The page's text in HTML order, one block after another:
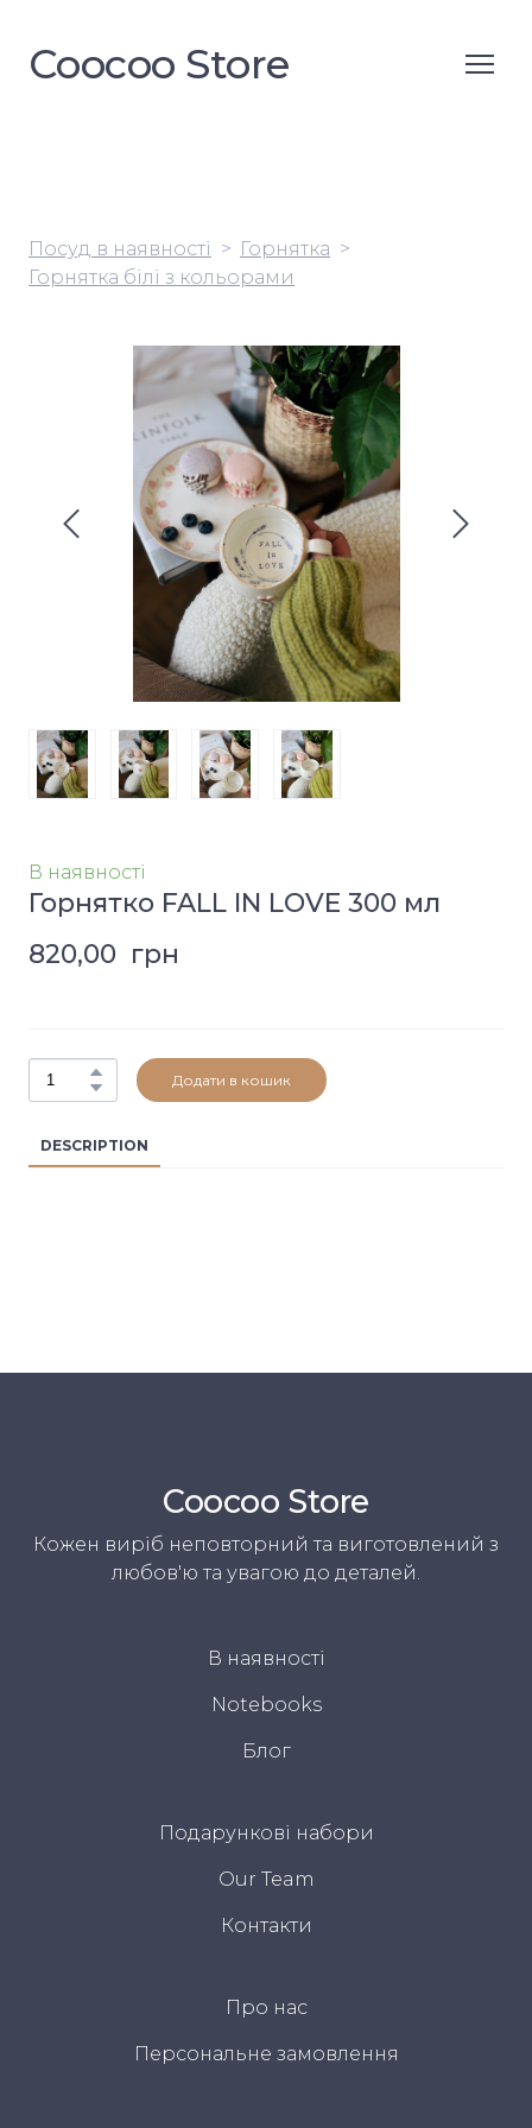
Coocoo Store
Посуд в наявності
Горнятка
Горнятка білі з кольорами
В наявності
Горнятко FALL IN LOVE 300 мл
820,00  грн
Додати в кошик
DESCRIPTION
Coocoo Store
Кожен виріб неповторний та виготовлений з
любов'ю та увагою до деталей.
В наявності
Notebooks
Блог
Подарункові набори
Our Team
Контакти
Про нас
Персональне замовлення